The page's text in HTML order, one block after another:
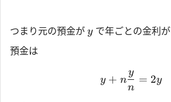
つまり元の預金が yで年ごとの金利が
預金は
y + n
n
y
= 2y